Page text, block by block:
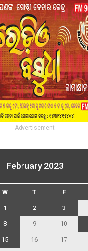
- Advertisement -
February 2023
W T F
1 2 3
8 9 10
15 16 17